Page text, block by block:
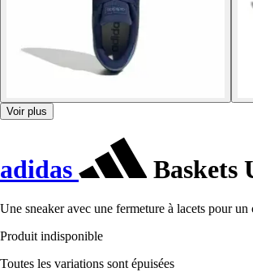
Voir plus
adidas Baskets
Une sneaker avec une fermeture à lacets pour
Produit indisponible
Toutes les variations sont épuisées